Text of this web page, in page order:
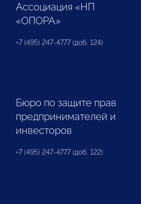
Ассоциация «НП
«ОПОРА»
+7 (495) 247-4777 (доб. 124)
Бюро по защите прав
предпринимателей и
инвесторов
+7 (495) 247-4777 (доб. 122)